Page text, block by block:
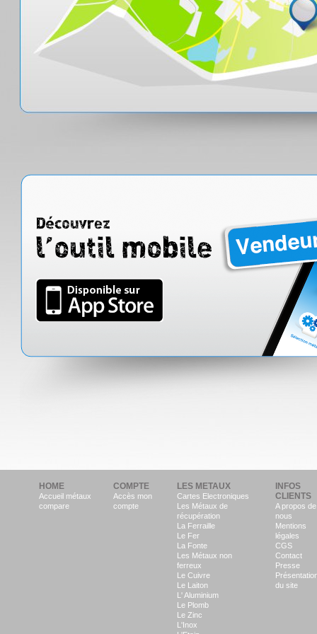
HOME
Accueil métaux
compare
COMPTE
Accès mon
compte
LES METAUX
Cartes Electroniques
Les Métaux de
récupération
La Ferraille
Le Fer
La Fonte
Les Métaux non
ferreux
Le Cuivre
Le Laiton
L' Aluminium
Le Plomb
Le Zinc
L'Inox
INFOS
CLIENTS
A propos de
nous
Mentions
légales
CGS
Contact
Presse
du site